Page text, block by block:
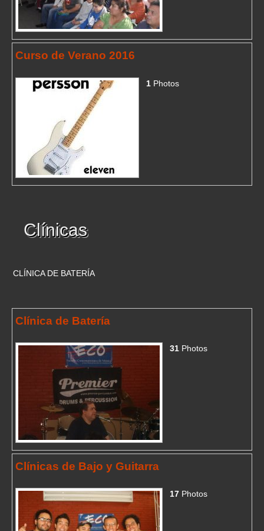
Curso de Verano 2016
1 Photos
Clínicas
CLÍNICA DE BATERÍA
Clínica de Batería
31 Photos
Clínicas de Bajo y Guitarra
17 Photos